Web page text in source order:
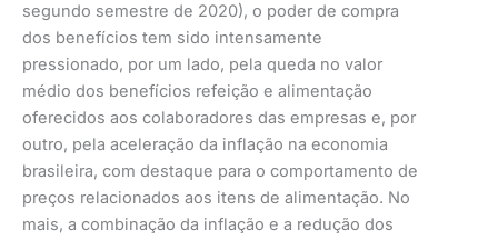
segundo semestre de 2020), o poder de compra
dos benefícios tem sido intensamente
pressionado, por um lado, pela queda no valor
médio dos benefícios refeição e alimentação
oferecidos aos colaboradores das empresas e, por
outro, pela aceleração da inflação na economia
brasileira, com destaque para o comportamento de
preços relacionados aos itens de alimentação. No
mais, a combinação da inflação e a redução dos